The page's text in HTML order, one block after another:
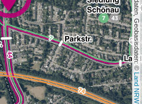
, Kartendaten, Geobasisdaten: ©
Land NRW